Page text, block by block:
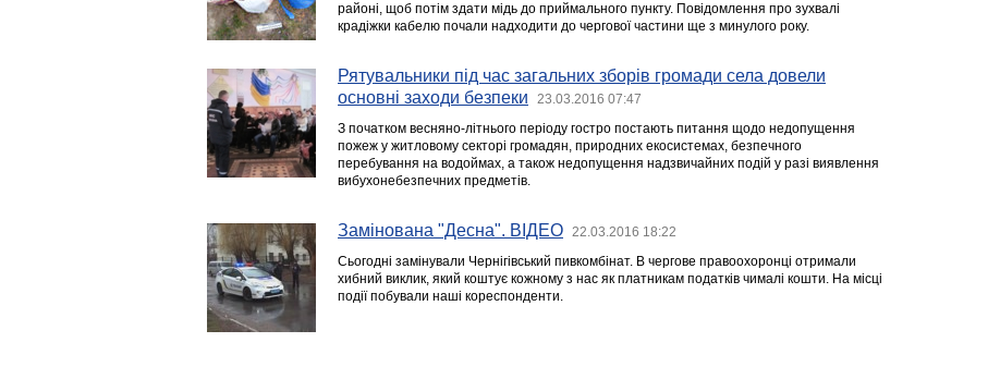
районі, щоб потім здати мідь до приймального пункту. Повідомлення про зухвалі
крадіжки кабелю почали надходити до чергової частини ще з минулого року.
Рятувальники під час загальних зборів громади села довели
основні заходи безпеки
23.03.2016 07:47
З початком весняно-літнього періоду гостро постають питання щодо недопущення
пожеж у житловому секторі громадян, природних екосистемах, безпечного
перебування на водоймах, а також недопущення надзвичайних подій у разі виявлення
вибухонебезпечних предметів.
Замінована "Десна". ВІДЕО 22.03.2016 18:22
Сьогодні замінували Чернігівський пивкомбінат. В чергове правоохоронці отримали
хибний виклик, який коштує кожному з нас як платникам податків чималі кошти. На місці
події побували наші кореспонденти.